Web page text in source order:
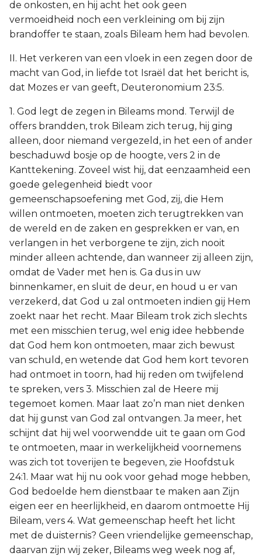
de onkosten, en hij acht het ook geen
vermoeidheid noch een verkleining om bij zijn
brandoffer te staan, zoals Bileam hem had bevolen.
II. Het verkeren van een vloek in een zegen door de
macht van God, in liefde tot Israël dat het bericht is,
dat Mozes er van geeft, Deuteronomium 23:5.
1. God legt de zegen in Bileams mond. Terwijl de
offers brandden, trok Bileam zich terug, hij ging
alleen, door niemand vergezeld, in het een of ander
beschaduwd bosje op de hoogte, vers 2 in de
Kanttekening. Zoveel wist hij, dat eenzaamheid een
goede gelegenheid biedt voor
gemeenschapsoefening met God, zij, die Hem
willen ontmoeten, moeten zich terugtrekken van
de wereld en de zaken en gesprekken er van, en
verlangen in het verborgene te zijn, zich nooit
minder alleen achtende, dan wanneer zij alleen zijn,
omdat de Vader met hen is. Ga dus in uw
binnenkamer, en sluit de deur, en houd u er van
verzekerd, dat God u zal ontmoeten indien gij Hem
zoekt naar het recht. Maar Bileam trok zich slechts
met een misschien terug, wel enig idee hebbende
dat God hem kon ontmoeten, maar zich bewust
van schuld, en wetende dat God hem kort tevoren
had ontmoet in toorn, had hij reden om twijfelend
te spreken, vers 3. Misschien zal de Heere mij
tegemoet komen. Maar laat zo’n man niet denken
dat hij gunst van God zal ontvangen. Ja meer, het
schijnt dat hij wel voorwendde uit te gaan om God
te ontmoeten, maar in werkelijkheid voornemens
was zich tot toverijen te begeven, zie Hoofdstuk
24:1. Maar wat hij nu ook voor gehad moge hebben,
God bedoelde hem dienstbaar te maken aan Zijn
eigen eer en heerlijkheid, en daarom ontmoette Hij
Bileam, vers 4. Wat gemeenschap heeft het licht
met de duisternis? Geen vriendelijke gemeenschap,
daarvan zijn wij zeker, Bileams weg week nog af,